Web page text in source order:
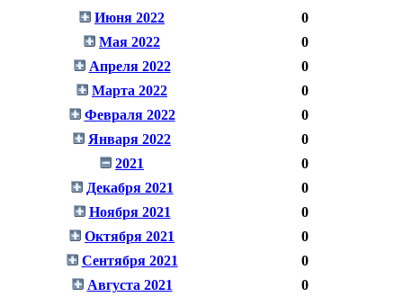
Июня 2022
0
Мая 2022
0
Апреля 2022
0
Марта 2022
0
Февраля 2022
0
Января 2022
0
2021
0
Декабря 2021
0
Ноября 2021
0
Октября 2021
0
Сентября 2021
0
Августа 2021
0